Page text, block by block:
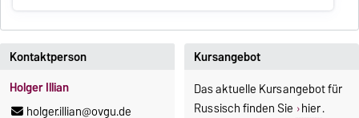
Kontaktperson
Holger Illian
holger.illian@ovgu.de
Kursangebot
Das aktuelle Kursangebot für
Russisch finden Sie hier.